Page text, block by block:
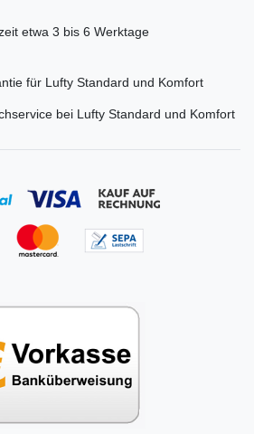
etwa 3 bis 6 Werktage
für Lufty Standard und Komfort
bei Lufty Standard und Komfort